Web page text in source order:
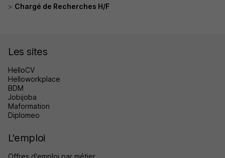
Chargé de Recherches H/F
Les sites
HelloCV
Helloworkplace
BDM
Jobijoba
Maformation
Diplomeo
L'emploi
Offres d'emploi par métier